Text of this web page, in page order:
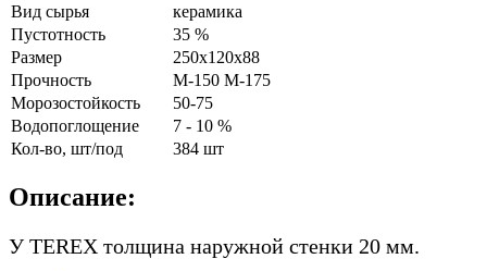
Вид сырья
керамика
Пустотность
35 %
Размер
250х120х88
Прочность
М-150 M-175
Морозостойкость
50-75
Водопоглощение
7 - 10 %
Кол-во, шт/под
384 шт
Описание:
У TEREX толщина наружной стенки 20 мм.